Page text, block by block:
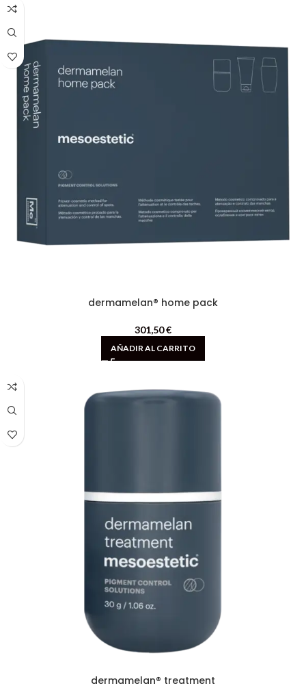
dermamelan® home pack
301,50€
AÑADIR AL CARRITO
dermamelan® treatment